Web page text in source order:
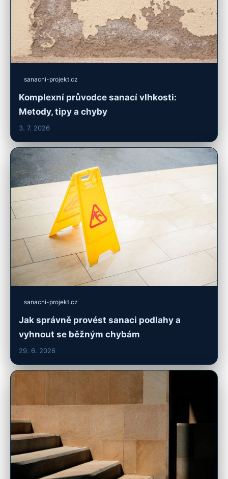
sanacni-projekt.cz
Komplexní průvodce sanací vlhkosti:
Metody, tipy a chyby
3. 7. 2026
sanacni-projekt.cz
Jak správně provést sanaci podlahy a
vyhnout se běžným chybám
29. 6. 2026